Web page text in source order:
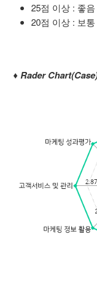
25점 이상 : 좋음
20점 이상 : 보통
♦ Rader